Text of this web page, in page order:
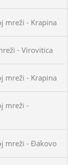
mreži - Krapina
- Virovitica
mreži - Krapina
mreži -
mreži - Đakovo